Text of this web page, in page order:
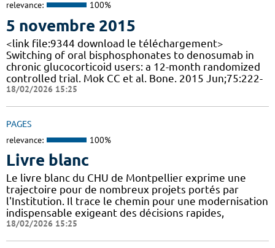
relevance: 100%
5 novembre 2015
<link file:9344 download le téléchargement>
Switching of oral bisphosphonates to denosumab in
chronic glucocorticoid users: a 12-month randomized
controlled trial. Mok CC et al. Bone. 2015 Jun;75:222-
18/02/2026 15:25
PAGES
relevance: 100%
Livre blanc
Le livre blanc du CHU de Montpellier exprime une
trajectoire pour de nombreux projets portés par
l'Institution. Il trace le chemin pour une modernisation
indispensable exigeant des décisions rapides,
18/02/2026 15:25